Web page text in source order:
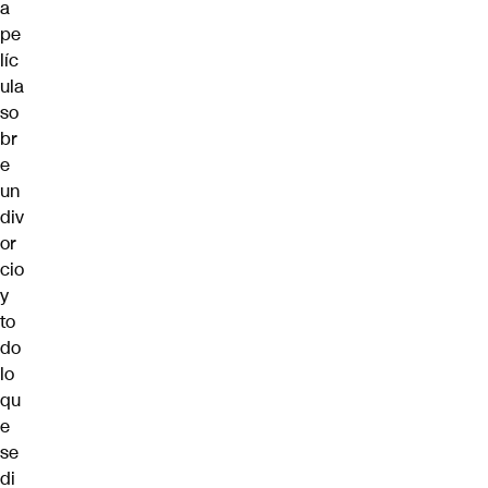
a
pe
líc
ula
so
br
e
un
div
or
cio
y
to
do
lo
qu
e
se
di